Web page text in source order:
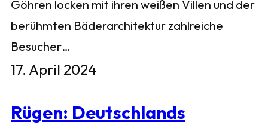
Göhren locken mit ihren weißen Villen und der
berühmten Bäderarchitektur zahlreiche
Besucher…
17. April 2024
Rügen: Deutschlands